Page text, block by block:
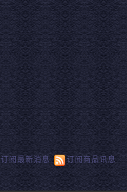
订阅最新消息 订阅商品讯息